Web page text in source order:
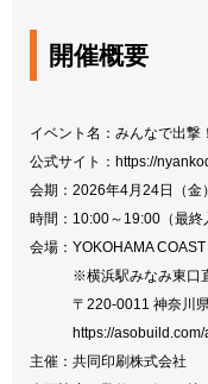
開催概要
イベント名：みんなで出
公式サイト： https://
会期：2026年4月24日（金
時間：10:00～19:00（最終
会場：YOKOHAMA
※横浜駅みなみ東口直
〒220-0011 神奈川県
https://asobuild.com/
主催：共同印刷株式会社